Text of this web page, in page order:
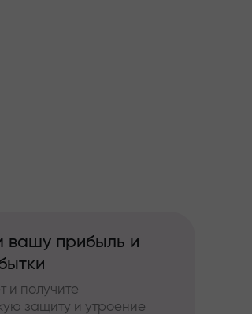
вашу прибыль и
и получите
защиту и утроение